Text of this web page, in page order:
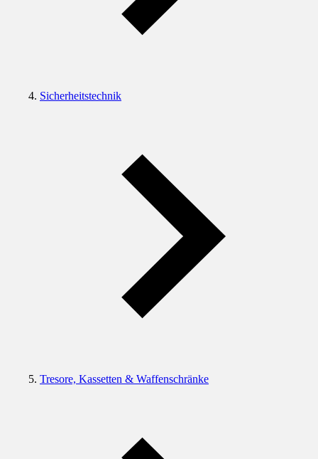
Sicherheitstechnik
Tresore, Kassetten & Waffenschränke